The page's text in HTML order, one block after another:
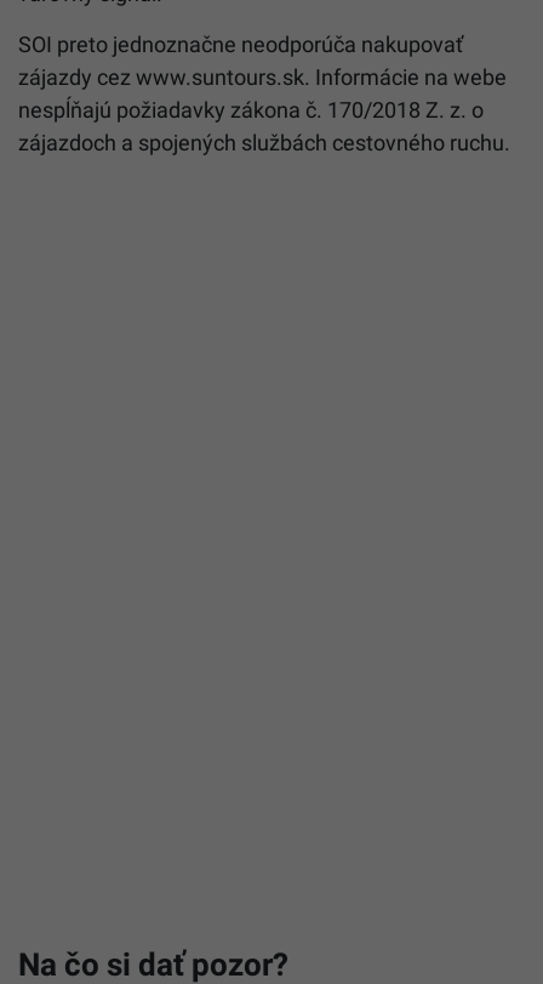
SOI preto jednoznačne neodporúča nakupovať
zájazdy cez www.suntours.sk. Informácie na webe
nespĺňajú požiadavky zákona č. 170/2018 Z. z. o
zájazdoch a spojených službách cestovného ruchu.
Na čo si dať pozor?